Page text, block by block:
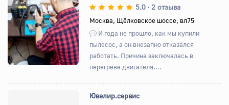
Назад Вперед
5.0 • 2 отзыва
Москва, Щёлковское шоссе, вл75
И года не прошло, как мы купили
пылесос, а он внезапно отказался
работать. Причина заключалась в
перегреве двигателя....
Ювелир.сервис